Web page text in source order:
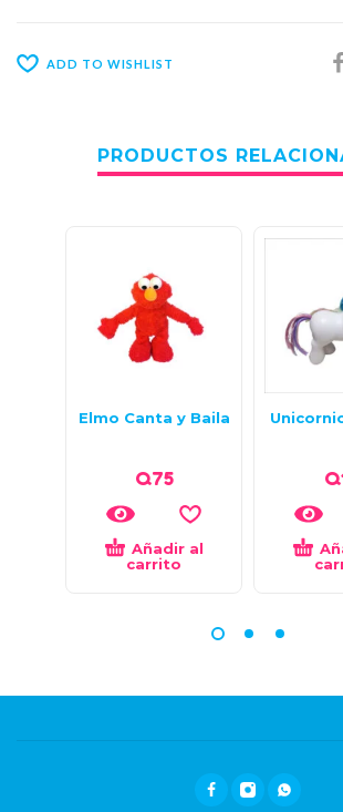
ADD TO WISHLIST
PRODUCTOS
Elmo Canta y Baila
Q75
Añadir al
carrito
Q